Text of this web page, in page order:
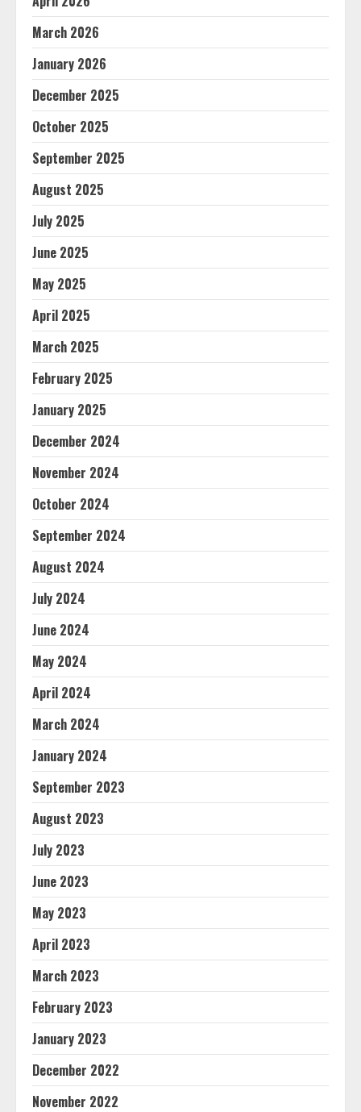
March 2026
January 2026
December 2025
October 2025
September 2025
August 2025
July 2025
June 2025
May 2025
April 2025
March 2025
February 2025
January 2025
December 2024
November 2024
October 2024
September 2024
August 2024
July 2024
June 2024
May 2024
April 2024
March 2024
January 2024
September 2023
August 2023
July 2023
June 2023
May 2023
April 2023
March 2023
February 2023
January 2023
December 2022
November 2022